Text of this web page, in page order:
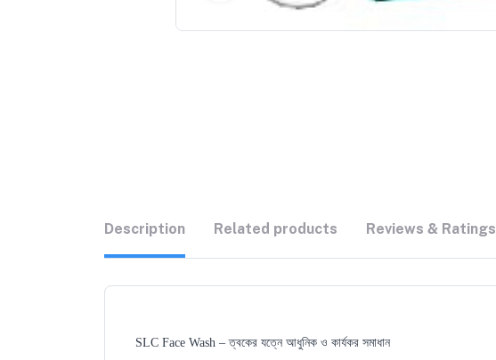
Description Related products Reviews & Ratings
SLC Face Wash – ত্বকের যত্নে আধুনিক ও কার্যকর সমাধান